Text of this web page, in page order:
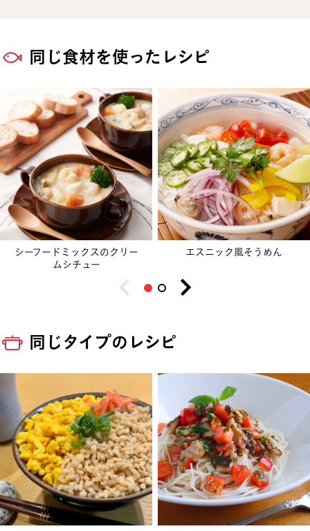
同じ食材を使ったレシピ
シーフードミックスのクリー
ムシチュー
エスニック風そうめん
同じタイプのレシピ